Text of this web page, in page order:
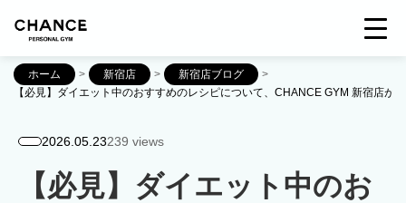
ホーム > 新宿店 > 新宿店ブログ
>
【必見】ダイエット中のおすすめのレシピについて、CHANCE GYM 新宿店が
2026.05.23239 views
【必見】ダイエット中のお